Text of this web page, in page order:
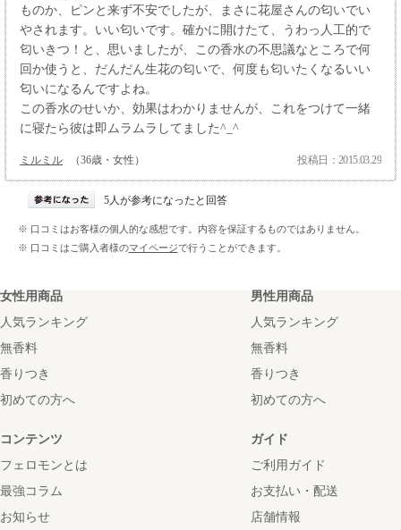
ものか、ピンと来ず不安でしたが、まさに花屋さんの匂いでい
やされます。いい匂いです。確かに開けたて、うわっ人工的で
匂いきつ！と、思いましたが、この香水の不思議なところで何
回か使うと、だんだん生花の匂いで、何度も匂いたくなるいい
匂いになるんですよね。
この香水のせいか、効果はわかりませんが、これをつけて一緒
に寝たら彼は即ムラムラしてました^_^
ミルミル （36歳・女性） 投稿日：2015.03.29
5人が参考になったと回答
※ 口コミはお客様の個人的な感想です。内容を保証するものではありません。
※ 口コミはご購入者様のマイページで行うことができます。
女性用商品
人気ランキング
無香料
香りつき
初めての方へ
男性用商品
人気ランキング
無香料
香りつき
初めての方へ
コンテンツ
フェロモンとは
最強コラム
お知らせ
ガイド
ご利用ガイド
お支払い・配送
店舗情報